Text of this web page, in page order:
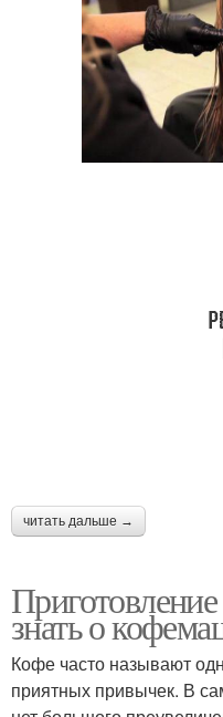
читать дальше →
знать о
Кофе часто называют
приятных привычек. В